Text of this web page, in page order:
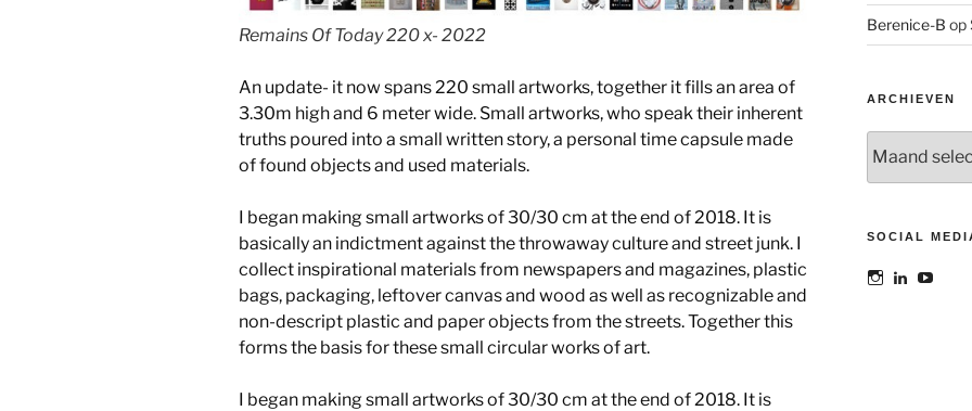
Remains Of Today 220 x- 2022
An update- it now spans 220 small artworks, together it fills an area of
3.30m high and 6 meter wide. Small artworks, who speak their inherent
truths poured into a small written story, a personal time capsule made
of found objects and used materials.
I began making small artworks of 30/30 cm at the end of 2018. It is
basically an indictment against the throwaway culture and street junk. I
collect inspirational materials from newspapers and magazines, plastic
bags, packaging, leftover canvas and wood as well as recognizable and
non-descript plastic and paper objects from the streets. Together this
forms the basis for these small circular works of art.
I began making small artworks of 30/30 cm at the end of 2018. It is
Berenice-B op
ARCHIEVEN
SOCIAL
BekijkBekijkBekijk